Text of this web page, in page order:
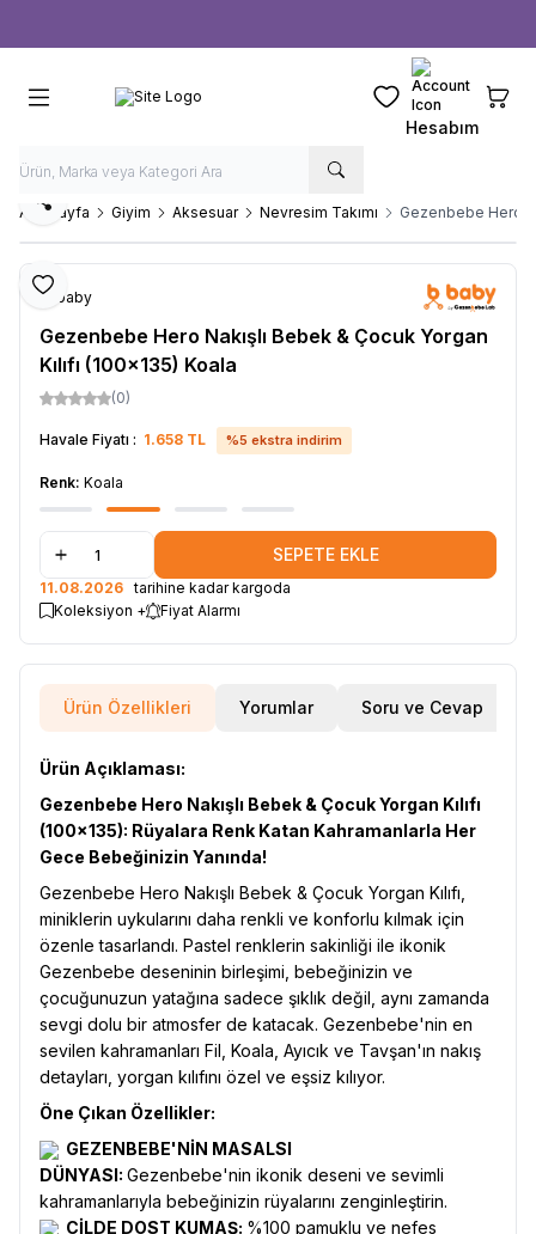
Favorilerim
Hesabım
Ana Sayfa Giyim Aksesuar Nevresim Takımı Gezenbebe Hero
Favoriye Ekle
Paylaş
b-baby
Gezenbebe Hero Nakışlı Bebek & Çocuk Yorgan
Kılıfı (100x135) Koala
(0)
Havale Fiyatı : 1.658 TL %5 ekstra indirim
Renk: Koala
SEPETE EKLE
11.08.2026 tarihine kadar kargoda
Koleksiyon +
Fiyat Alarmı
Ürün Özellikleri Yorumlar Soru ve Cevap
Ürün Açıklaması:
Gezenbebe Hero Nakışlı Bebek & Çocuk Yorgan Kılıfı
(100x135): Rüyalara Renk Katan Kahramanlarla Her
Gece Bebeğinizin Yanında!
Gezenbebe Hero Nakışlı Bebek & Çocuk Yorgan Kılıfı,
miniklerin uykularını daha renkli ve konforlu kılmak için
özenle tasarlandı. Pastel renklerin sakinliği ile ikonik
Gezenbebe deseninin birleşimi, bebeğinizin ve
çocuğunuzun yatağına sadece şıklık değil, aynı zamanda
sevgi dolu bir atmosfer de katacak. Gezenbebe'nin en
sevilen kahramanları Fil, Koala, Ayıcık ve Tavşan'ın nakış
detayları, yorgan kılıfını özel ve eşsiz kılıyor.
Öne Çıkan Özellikler:
GEZENBEBE'NİN MASALSI
DÜNYASI: Gezenbebe'nin ikonik deseni ve sevimli
kahramanlarıyla bebeğinizin rüyalarını zenginleştirin.
CİLDE DOST KUMAŞ: %100 pamuklu ve nefes